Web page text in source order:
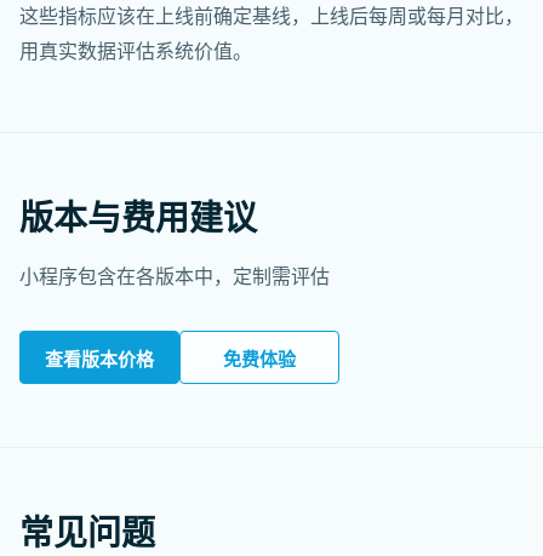
这些指标应该在上线前确定基线，上线后每周或每月对比，
用真实数据评估系统价值。
版本与费用建议
小程序包含在各版本中，定制需评估
查看版本价格 免费体验
常见问题